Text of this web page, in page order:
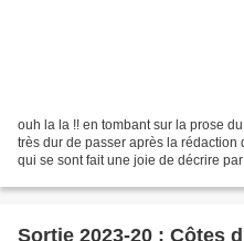
ouh la la !! en tombant sur la prose
très dur de passer après la
qui se sont fait une joie de décrire
Sortie 2023-20 : Côtes